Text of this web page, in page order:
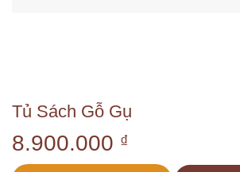
Tủ Sách Gỗ Gụ
8.900.000 ₫